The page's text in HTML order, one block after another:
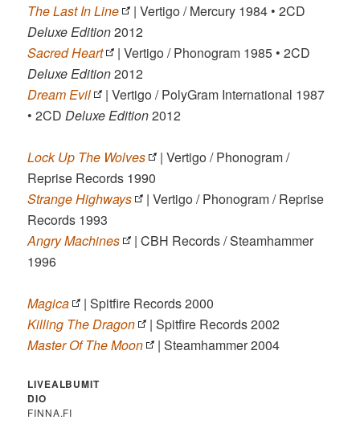
The Last In Line
| Vertigo / Mercury 1984 • 2CD
Deluxe Edition2012
Sacred Heart
| Vertigo / Phonogram 1985 • 2CD
Deluxe Edition2012
Dream Evil
| Vertigo / PolyGram International 1987
• 2CD Deluxe Edition2012
Lock Up The Wolves
| Vertigo / Phonogram /
Reprise Records 1990
Strange Highways
| Vertigo / Phonogram / Reprise
Records 1993
Angry Machines
| CBH Records / Steamhammer
1996
Magica
| Spitfire Records 2000
Killing The Dragon
| Spitfire Records 2002
Master Of The Moon
| Steamhammer 2004
LIVEALBUMIT
DIO
FINNA.FI